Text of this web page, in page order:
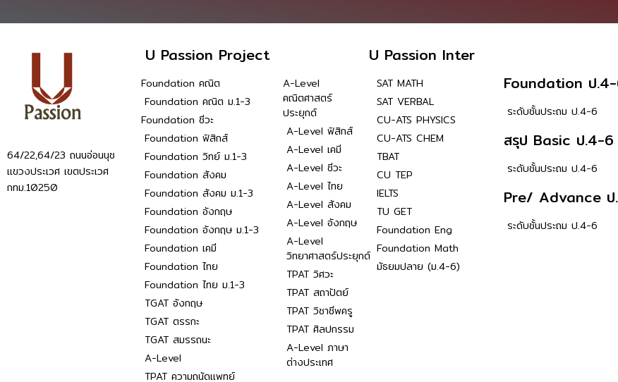
U Passion Project U Passion Inter
64/22,64/23 ถนนอ่อนนุช
แขวงประเวศ เขตประเวศ
กทม.10250
Foundation คณิต
Foundation คณิต ม.1-3
Foundation ชีวะ
Foundation ฟิสิกส์
Foundation วิทย์ ม.1-3
Foundation สังคม
Foundation สังคม ม.1-3
Foundation อังกฤษ
Foundation อังกฤษ ม.1-3
Foundation เคมี
Foundation ไทย
Foundation ไทย ม.1-3
TGAT อังกฤษ
TGAT ตรรกะ
TGAT สมรรถนะ
A-Level
TPAT ความถนัดแพทย์
A-Level
คณิตศาสตร์
ประยุกต์
A-Level ฟิสิกส์
A-Level เคมี
A-Level ชีวะ
A-Level ไทย
A-Level สังคม
A-Level อังกฤษ
A-Level
วิทยาศาสตร์ประยุกต์
TPAT วิศวะ
TPAT สถาปัตย์
TPAT วิชาชีพครู
TPAT ศิลปกรรม
A-Level ภาษา
ต่างประเทศ
SAT MATH
SAT VERBAL
CU-ATS PHYSICS
CU-ATS CHEM
TBAT
CU TEP
IELTS
TU GET
Foundation Eng
Foundation Math
มัธยมปลาย (ม.4-6)
Foundation ป
ระดับชั้นประถม ป.4-6
สรุป Basic ป.4-6
ระดับชั้นประถม ป.4-6
Pre/ Advance
ระดับชั้นประถม ป.4-6